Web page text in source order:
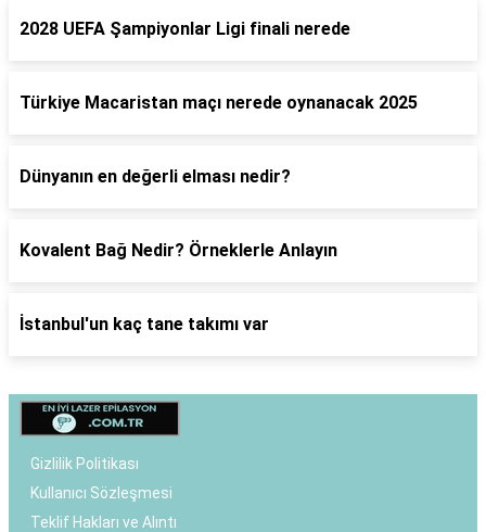
2028 UEFA Şampiyonlar Ligi finali nerede
Türkiye Macaristan maçı nerede oynanacak 2025
Dünyanın en değerli elması nedir?
Kovalent Bağ Nedir? Örneklerle Anlayın
İstanbul'un kaç tane takımı var
Gizlilik Politikası
Kullanıcı Sözleşmesi
Teklif Hakları ve Alıntı